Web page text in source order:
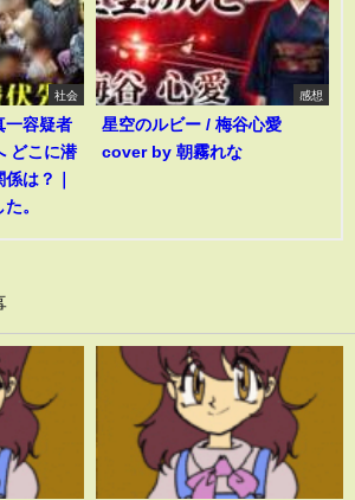
社会
一容疑者
どこに潜
は？｜
。
感想
星空のルビー / 梅谷心愛
cover by 朝霧れな